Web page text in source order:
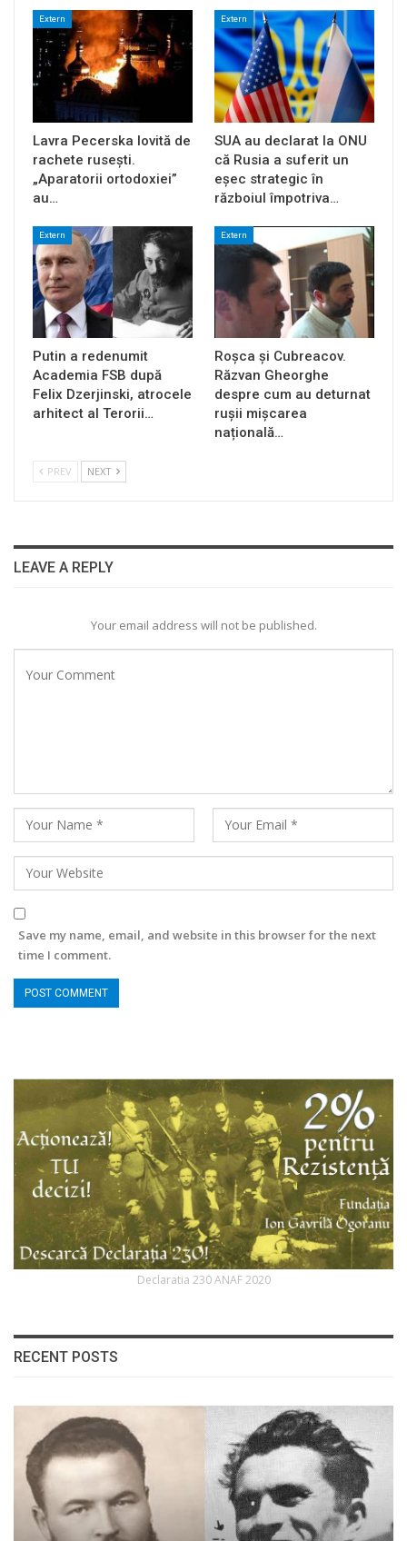
Extern
Lavra Pecerska lovită de
rachete rusești.
„Aparatorii ortodoxiei”
au…
Extern
SUA au declarat la ONU
că Rusia a suferit un
eșec strategic în
războiul împotriva…
Extern
Putin a redenumit
Academia FSB după
Felix Dzerjinski, atrocele
arhitect al Terorii…
Extern
Roșca și Cubreacov.
Răzvan Gheorghe
despre cum au deturnat
rușii mișcarea
națională…
PREV NEXT
LEAVE A REPLY
Your email address will not be published.
Save my name, email, and website in this browser for the next
time I comment.
Declaratia 230 ANAF 2020
RECENT POSTS